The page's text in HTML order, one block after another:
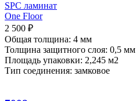
SPC ламинат
One Floor
2 500 ₽
Общая толщина: 4 мм
Толщина защитного слоя: 0,5 мм
Площадь упаковки: 2,245 м2
Тип соединения: замковое